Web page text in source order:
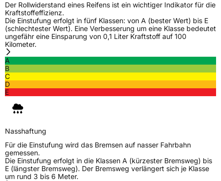
Der Rollwiderstand eines Reifens ist ein wichtiger Indikator für die
Kraftstoffeffizienz.
Die Einstufung erfolgt in fünf Klassen: von A (bester Wert) bis E
(schlechtester Wert). Eine Verbesserung um eine Klasse bedeutet
ungefähr eine Einsparung von 0,1 Liter Kraftstoff auf 100
Kilometer.
A
B
C
D
E
Nasshaftung
Für die Einstufung wird das Bremsen auf nasser Fahrbahn
gemessen.
Die Einstufung erfolgt in die Klassen A (kürzester Bremsweg) bis
E (längster Bremsweg). Der Bremsweg verlängert sich je Klasse
um rund 3 bis 6 Meter.